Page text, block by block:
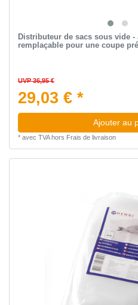
Distributeur de sacs sous vide
remplaçable pour une coupe
UVP 36,95 €
29,03 € *
Ajouter au
* avec TVAhors Frais de livraison